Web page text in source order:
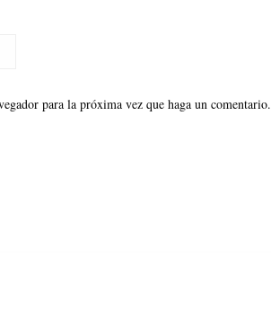
para la próxima vez que haga un comentario.